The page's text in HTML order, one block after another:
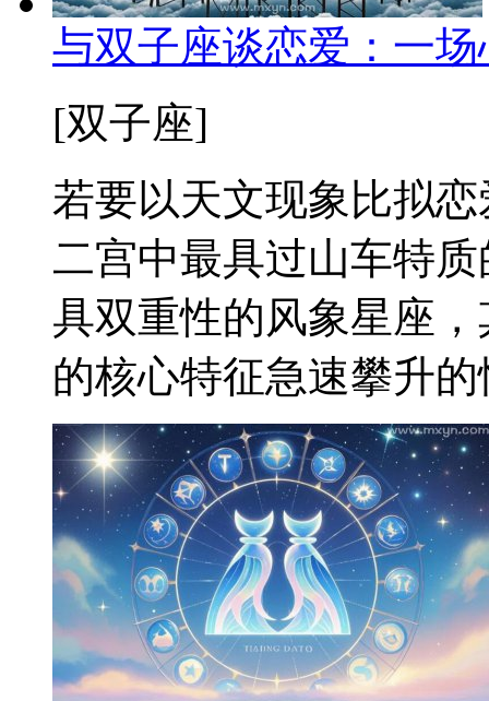
与双子座谈恋爱：一
[双子座]
若要以天文现象比拟
二宫中最具过山车特
具双重性的风象星座
的核心特征急速攀升